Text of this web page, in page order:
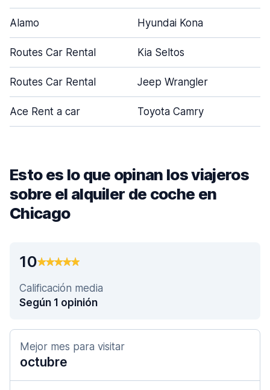
Alamo Hyundai Kona
Routes Car Rental Kia Seltos
Routes Car Rental Jeep Wrangler
Ace Rent a car Toyota Camry
Esto es lo que opinan los viajeros
sobre el alquiler de coche en
Chicago
10
Calificación media
Según 1 opinión
Mejor mes para visitar
octubre